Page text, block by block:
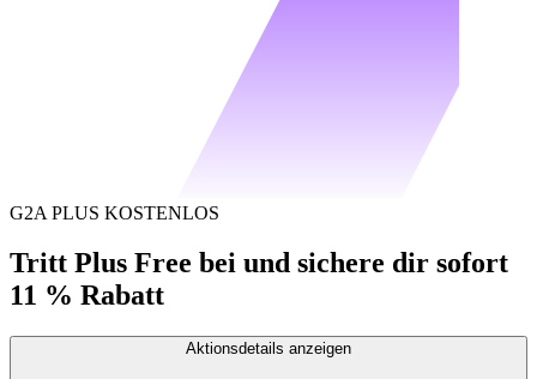
G2A PLUS KOSTENLOS
Tritt Plus Free bei und sichere dir sofort
11 % Rabatt
Aktionsdetails anzeigen